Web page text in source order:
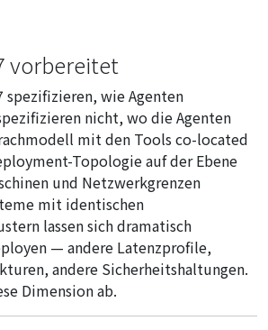
vorbereitet
spezifizieren, wie Agenten
nicht, wo die Agenten
mit den Tools co-located
Topologie auf der Ebene
und Netzwerkgrenzen
mit identischen
lassen sich dramatisch
— andere Latenzprofile,
andere Sicherheitshaltungen.
Dimension ab.